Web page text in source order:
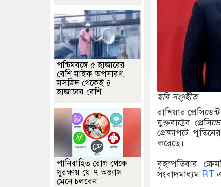
ছবি সংগৃহীত
রাশিয়ার
যুক্তরাষ্ট্রের
প্রেক্ষাপটে
করেছে।
বৃহস্পতিবার
সংবাদমাধ্যম RT
পশ্চিমবঙ্গে ৫ হাজারের
বেশি মাইক অপসারণ,
মসজিদ থেকেই ৪
হাজারের বেশি
পানিবাহিত রোগ থেকে
সুরক্ষায় যে ৭ অভ্যাস
মেনে চলবেন